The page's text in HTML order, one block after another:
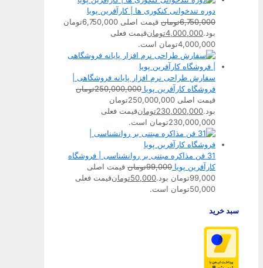
دوره تندخوانی کنکوری ها | کارآفرین پویا
6,750,000تومان
قیمت اصلی 6,750,000تومان
بود.4,000,000تومانقیمت فعلی
4,000,000تومان است.
سفارش طراحی نرم افزار پایانه فروشگاهی |
فروشگاه کارآفرین پویا 250,000,000تومان
قیمت اصلی 250,000,000تومان
بود.230,000,000تومانقیمت فعلی
230,000,000تومان است.
31 فن مذاکره مبتنی بر روانشناسی | فروشگاه
کارآفرین پویا 99,000تومان قیمت اصلی
99,000تومان بود.
50,000تومانقیمت فعلی
50,000تومان است.
سبد خرید